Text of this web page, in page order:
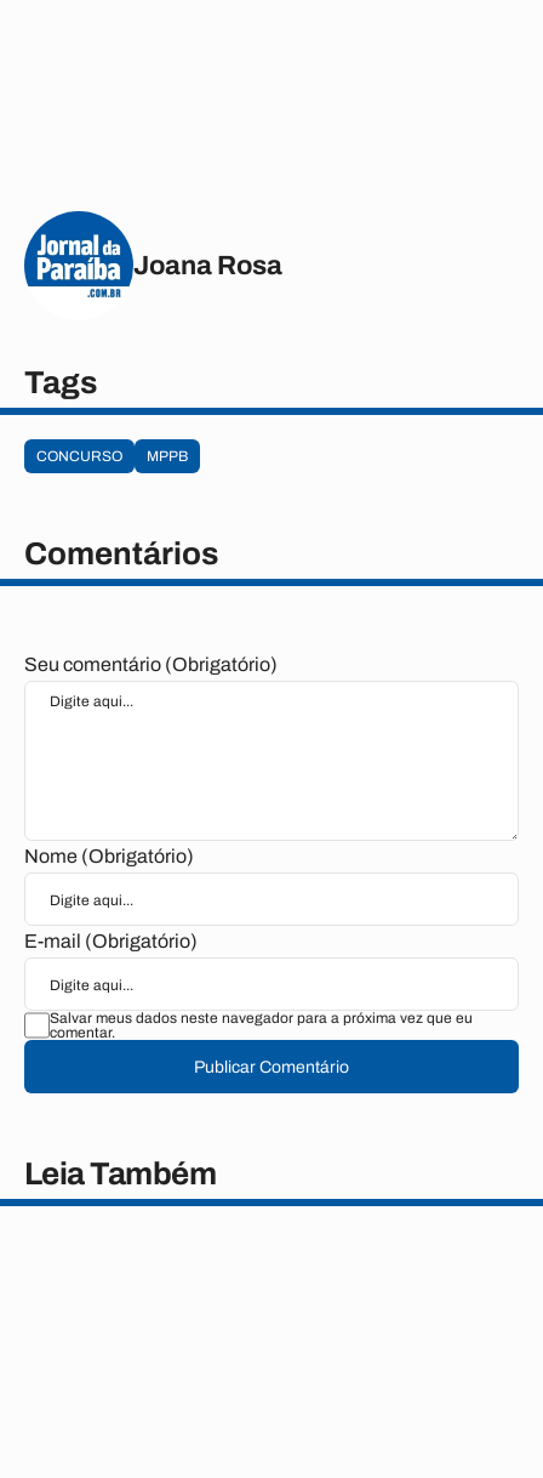
Joana Rosa
Tags
CONCURSO MPPB
Comentários
Seu comentário (Obrigatório)
Nome (Obrigatório)
E-mail (Obrigatório)
Salvar meus dados neste navegador para a próxima vez que eu
comentar.
Publicar Comentário
Leia Também